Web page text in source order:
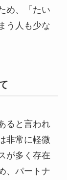
め、「たい
う人も少な
ると言われ
非常に軽微
が多く存在
、パートナ